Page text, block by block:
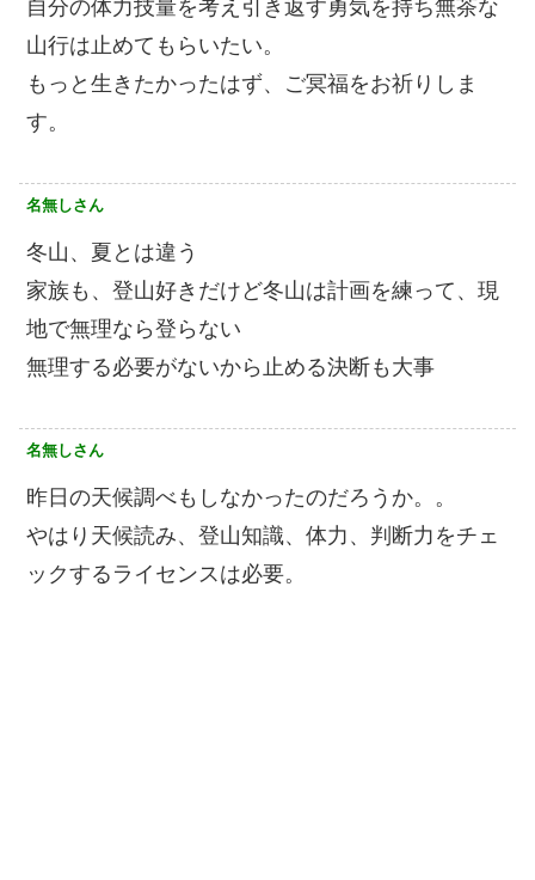
自分の体力技量を考え引き返す勇気を持ち無茶な
山行は止めてもらいたい。
もっと生きたかったはず、ご冥福をお祈りしま
す。
名無しさん
冬山、夏とは違う
家族も、登山好きだけど冬山は計画を練って、現
地で無理なら登らない
無理する必要がないから止める決断も大事
名無しさん
昨日の天候調べもしなかったのだろうか。。
やはり天候読み、登山知識、体力、判断力をチェ
ックするライセンスは必要。